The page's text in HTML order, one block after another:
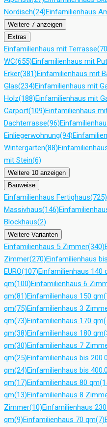
Nordisch(24)Einfamilienhaus
Weitere 7 anzeigen
Extras
Einfamilienhaus mit Terrasse
WC(655)Einfamilienhaus mit
Erker(381)Einfamilienhaus mit
Glas(234)Einfamilienhaus mit
Holz(188)Einfamilienhaus mit
Carport(109)Einfamilienhaus
Dachterrasse(96)
Einliegerwohnung(94)
Wintergarten(88)
mit Stein(6)
Weitere 10 anzeigen
Bauweise
Einfamilienhaus Fertighaus(725)
Massivhaus(146)
Blockhaus(2)
Weitere Varianten
Einfamilienhaus 5 Zimmer(340)
Zimmer(270)Einfamilienhaus
EURO(107)Einfamilienhaus 140
qm(100)Einfamilienhaus 6
qm(81)Einfamilienhaus 150 qm
qm(75)Einfamilienhaus 3
qm(73)Einfamilienhaus 170 qm
qm(38)Einfamilienhaus 180 qm
qm(30)Einfamilienhaus 7
qm(25)Einfamilienhaus bis
qm(24)Einfamilienhaus bis
qm(17)Einfamilienhaus 80 qm
qm(13)Einfamilienhaus 8
Zimmer(10)Einfamilienhaus
qm(9)Einfamilienhaus 70 qm(7)